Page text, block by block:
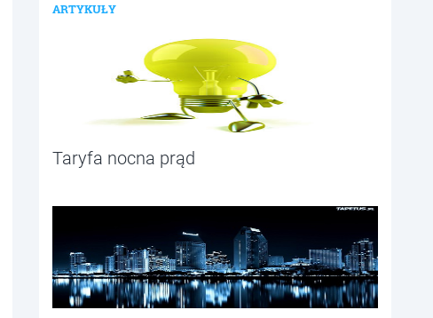
ARTYKUŁY
Taryfa nocna prąd